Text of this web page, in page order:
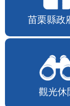
苗栗縣政
觀光休